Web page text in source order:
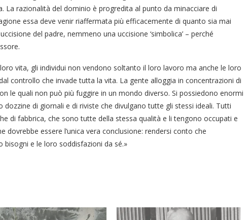
La razionalità del dominio è progredita al punto da minacciare di
essa deve venir riaffermata più efficacemente di quanto sia mai
del padre, nemmeno una uccisione ‘simbolica’ – perché
vita, gli individui non vendono soltanto il loro lavoro ma anche le loro
controllo che invade tutta la vita. La gente alloggia in concentrazioni di
le quali non può più fuggire in un mondo diverso. Si possiedono enormi
di giornali e di riviste che divulgano tutte gli stessi ideali. Tutti
di fabbrica, che sono tutte della stessa qualità e li tengono occupati e
essere l’unica vera conclusione: rendersi conto che
e le loro soddisfazioni da sé.»